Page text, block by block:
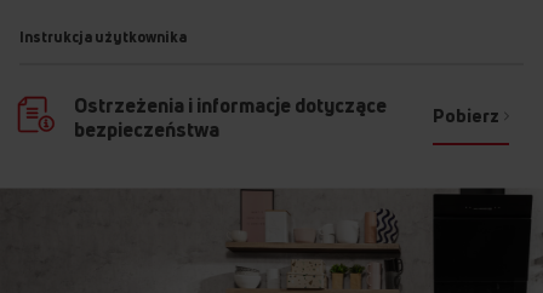
Instrukcja użytkownika
Ostrzeżenia i informacje dotyczące
bezpieczeństwa
Pobierz